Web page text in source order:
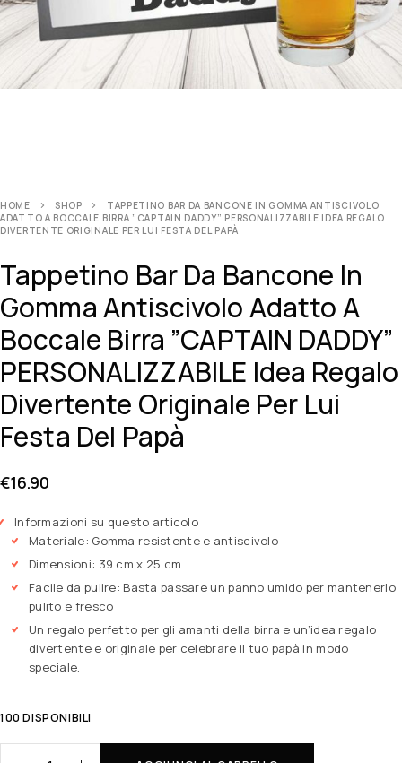
HOME SHOP
TAPPETINO BAR DA BANCONE IN GOMMA ANTISCIVOLO
ADATTO A BOCCALE BIRRA ”CAPTAIN DADDY” PERSONALIZZABILE IDEA REGALO
DIVERTENTE ORIGINALE PER LUI FESTA DEL PAPÀ
Tappetino Bar Da Bancone In
Gomma Antiscivolo Adatto A
Boccale Birra ”CAPTAIN DADDY”
PERSONALIZZABILE Idea Regalo
Divertente Originale Per Lui
Festa Del Papà
€16.90
Informazioni su questo articolo
Materiale: Gomma resistente e antiscivolo
Dimensioni: 39 cm x 25 cm
Facile da pulire: Basta passare un panno umido per mantenerlo
pulito e fresco
Un regalo perfetto per gli amanti della birra e un’idea regalo
divertente e originale per celebrare il tuo papà in modo
speciale.
100 DISPONIBILI